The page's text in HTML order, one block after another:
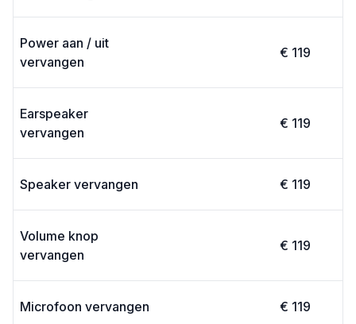
Power aan / uit
vervangen
€ 119
Earspeaker
vervangen
€ 119
Speaker vervangen € 119
Volume knop
vervangen
€ 119
Microfoon vervangen € 119